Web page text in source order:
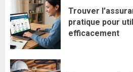
Trouver
pratique pour
efficacement